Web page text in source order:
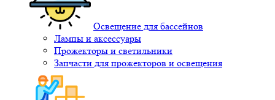
Освещение для бассейнов
Лампы и аксессуары
Прожекторы и светильники
Запчасти для прожекторов и освещения